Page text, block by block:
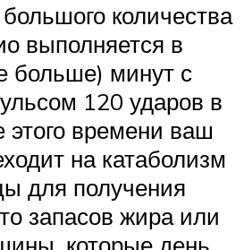
количества
выполняется в
больше) минут с
120 ударов в
этого времени ваш
на катаболизм
для получения
запасов жира или